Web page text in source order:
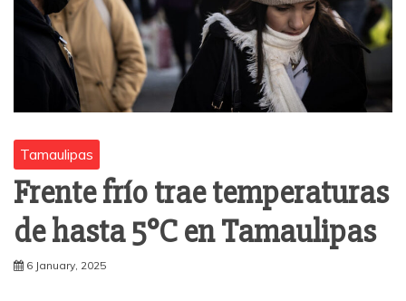
Tamaulipas
Frente frío trae temperaturas
de hasta 5°C en Tamaulipas
6 January, 2025